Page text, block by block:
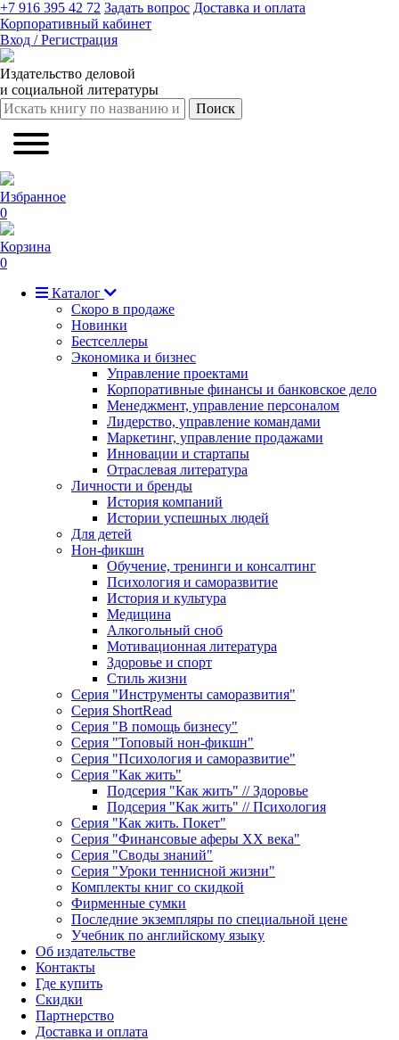
+7 916 395 42 72 Задать вопрос Доставка и оплата
Корпоративный кабинет
Вход / Регистрация
Издательство деловой
и социальной литературы
Поиск
Избранное
0
Корзина
0
Каталог
Скоро в продаже
Новинки
Бестселлеры
Экономика и бизнес
Управление проектами
Корпоративные финансы и банковское дело
Менеджмент, управление персоналом
Лидерство, управление командами
Маркетинг, управление продажами
Инновации и стартапы
Отраслевая литература
Личности и бренды
История компаний
Истории успешных людей
Для детей
Нон-фикшн
Обучение, тренинги и консалтинг
Психология и саморазвитие
История и культура
Медицина
Алкогольный сноб
Мотивационная литература
Здоровье и спорт
Стиль жизни
Серия "Инструменты саморазвития"
Серия ShortRead
Серия "В помощь бизнесу"
Серия "Топовый нон-фикшн"
Серия "Психология и саморазвитие"
Серия "Как жить"
Подсерия "Как жить" // Здоровье
Подсерия "Как жить" // Психология
Серия "Как жить. Покет"
Серия "Финансовые аферы XX века"
Серия "Своды знаний"
Серия "Уроки теннисной жизни"
Комплекты книг со скидкой
Фирменные сумки
Последние экземпляры по специальной цене
Учебник по английскому языку
Об издательстве
Контакты
Где купить
Скидки
Партнерство
Доставка и оплата